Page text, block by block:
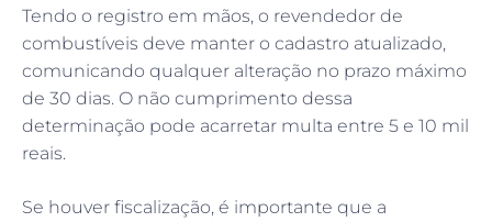
Tendo o registro em mãos, o revendedor de
combustíveis deve manter o cadastro atualizado,
comunicando qualquer alteração no prazo máximo
de 30 dias. O não cumprimento dessa
determinação pode acarretar multa entre 5 e 10 mil
reais.
Se houver fiscalização, é importante que a